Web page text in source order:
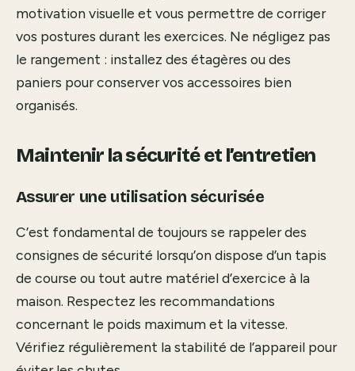
motivation visuelle et vous permettre de corriger
vos postures durant les exercices. Ne négligez pas
le rangement : installez des étagères ou des
paniers pour conserver vos accessoires bien
organisés.
Maintenir la sécurité et l’entretien
Assurer une utilisation sécurisée
C’est fondamental de toujours se rappeler des
consignes de sécurité lorsqu’on dispose d’un tapis
de course ou tout autre matériel d’exercice à la
maison. Respectez les recommandations
concernant le poids maximum et la vitesse.
Vérifiez régulièrement la stabilité de l’appareil pour